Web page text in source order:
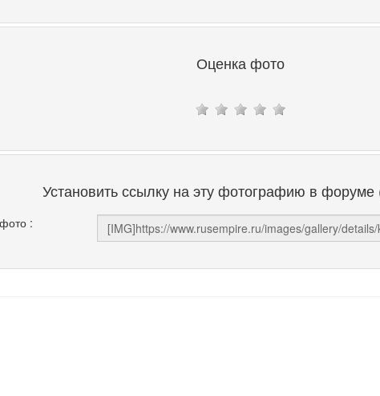
Оценка фото
Установить ссылку на эту фотографию в форуме
: